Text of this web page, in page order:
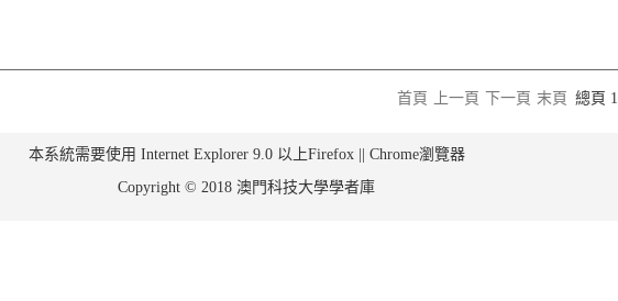
首頁
上一頁 下一頁 末頁 總頁 1
本系統需要使用 Internet Explorer 9.0 以上Firefox || Chrome瀏覽器
Copyright © 2018 澳門科技大學學者庫